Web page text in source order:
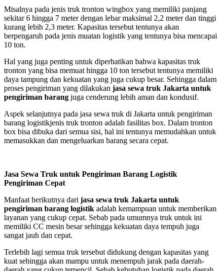
Misalnya pada jenis truk tronton wingbox yang memiliki panjang
sekitar 6 hingga 7 meter dengan lebar maksimal 2,2 meter dan tinggi
kurang lebih 2,3 meter. Kapasitas tersebut tentunya akan
berpengaruh pada jenis muatan logistik yang tentunya bisa mencapai
10 ton.
Hal yang juga penting untuk diperhatikan bahwa kapasitas truk
tronton yang bisa memuat hingga 10 ton tersebut tentunya memiliki
daya tampung dan kekuatan yang juga cukup besar. Sehingga dalam
proses pengiriman yang dilakukan jasa sewa truk Jakarta untuk
pengiriman barang juga cenderung lebih aman dan kondusif.
Aspek selanjutnya pada jasa sewa truk di Jakarta untuk pengiriman
barang logistikjenis truk tronton adalah fasilitas box. Dalam tronton
box bisa dibuka dari semua sisi, hal ini tentunya memudahkan untuk
memasukkan dan mengeluarkan barang secara cepat.
Jasa Sewa Truk untuk Pengiriman Barang Logistik
Pengiriman Cepat
Manfaat berikutnya dari jasa sewa truk Jakarta untuk
pengiriman barang logistik adalah kemampuan untuk memberikan
layanan yang cukup cepat. Sebab pada umumnya truk untuk ini
memiliki CC mesin besar sehingga kekuatan daya tempuh juga
sangat jauh dan cepat.
Terlebih lagi semua truk tersebut didukung dengan kapasitas yang
kuat sehingga akan mampu untuk menempuh jarak pada daerah-